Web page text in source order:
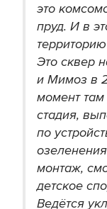
это
пруд. И в
Это сквер
и Мимоз в
момент
стадия,
по
монтаж,
детское
Ведётся